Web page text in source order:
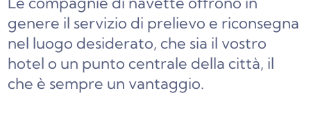
genere il servizio di prelievo e riconsegna
nel luogo desiderato, che sia il vostro
hotel o un punto centrale della città, il
che è sempre un vantaggio.